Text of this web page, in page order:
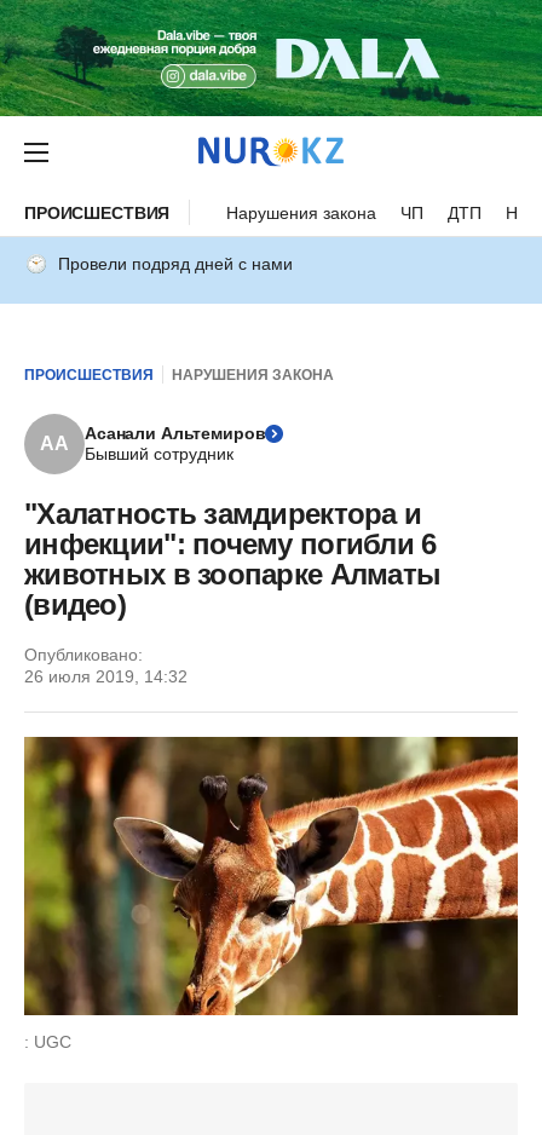
ПРОИСШЕСТВИЯ Нарушения закона ЧП ДТП
Провели подряд дней с нами
ПРОИСШЕСТВИЯ НАРУШЕНИЯ ЗАКОНА
АА
Асанали Альтемиров
Бывший сотрудник
"Халатность замдиректора и
инфекции": почему погибли 6
животных в зоопарке Алматы
(видео)
Опубликовано:
26 июля 2019, 14:32
: UGC